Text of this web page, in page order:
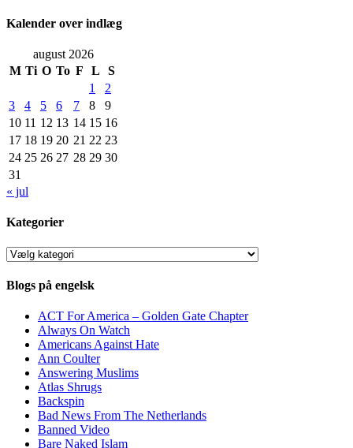
Kalender over indlæg
august 2026
M Ti O To F L
S
1
2
3
4 5 6 7 8
9
10 11 12 13 14 15 16
17 18 19 20 21 22 23
24 25 26 27 28 29 30
31
« jul
Kategorier
Kategorier
Blogs på engelsk
ACT For America – Golden Gate Chapter
Always On Watch
Americans Against Hate
Ann Coulter
Answering Muslims
Atlas Shrugs
Backspin
Bad News From The Netherlands
Banned Video
Bare Naked Islam